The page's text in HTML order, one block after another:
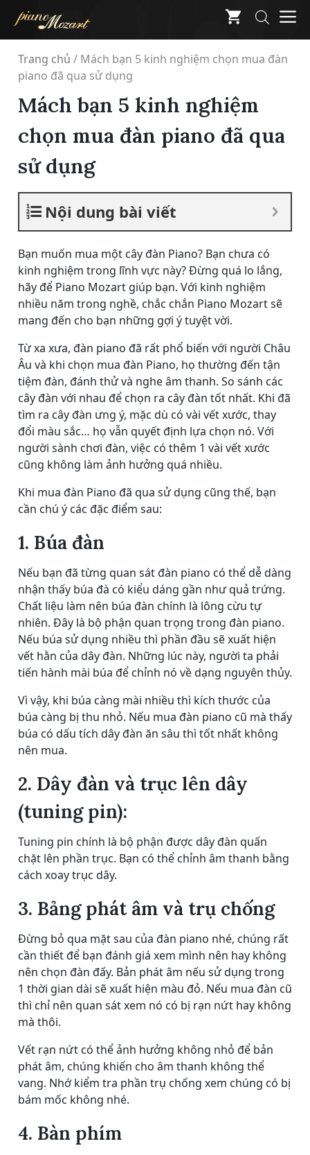
content
Trang chủ / Mách bạn 5 kinh nghiệm chọn mua đàn
piano đã qua sử dụng
Mách bạn 5 kinh nghiệm
chọn mua đàn piano đã qua
sử dụng
Nội dung bài viết
Bạn muốn mua một cây đàn Piano? Bạn chưa có
kinh nghiệm trong lĩnh vực này? Đừng quá lo lắng,
hãy để Piano Mozart giúp bạn. Với kinh nghiệm
nhiều năm trong nghề, chắc chắn Piano Mozart sẽ
mang đến cho bạn những gợi ý tuyệt vời.
Từ xa xưa, đàn piano đã rất phổ biến với người Châu
Âu và khi chọn mua đàn Piano, họ thường đến tận
tiệm đàn, đánh thử và nghe âm thanh. So sánh các
cây đàn với nhau để chọn ra cây đàn tốt nhất. Khi đã
tìm ra cây đàn ưng ý, mặc dù có vài vết xước, thay
đổi màu sắc… họ vẫn quyết định lựa chọn nó. Với
người sành chơi đàn, việc có thêm 1 vài vết xước
cũng không làm ảnh hưởng quá nhiều.
Khi mua đàn Piano đã qua sử dụng cũng thế, bạn
cần chú ý các đặc điểm sau:
1. Búa đàn
Nếu bạn đã từng quan sát đàn piano có thể dễ dàng
nhận thấy búa đà có kiểu dáng gần như quả trứng.
Chất liệu làm nên búa đàn chính là lông cừu tự
nhiên. Đây là bộ phận quan trọng trong đàn piano.
Nếu búa sử dụng nhiều thì phần đầu sẽ xuất hiện
vết hằn của dây đàn. Những lúc này, người ta phải
tiến hành mài búa để chỉnh nó về dạng nguyên thủy.
Vì vậy, khi búa càng mài nhiều thì kích thước của
búa càng bị thu nhỏ. Nếu mua đàn piano cũ mà thấy
búa có dấu tích dây đàn ăn sâu thì tốt nhất không
nên mua.
2. Dây đàn và trục lên dây
(tuning pin):
Tuning pin chính là bộ phận được dây đàn quấn
chặt lên phần trục. Bạn có thể chỉnh âm thanh bằng
cách xoay trục dây.
3. Bảng phát âm và trụ chống
Đừng bỏ qua mặt sau của đàn piano nhé, chúng rất
cần thiết để bạn đánh giá xem mình nên hay không
nên chọn đàn đấy. Bản phát âm nếu sử dụng trong
1 thời gian dài sẽ xuất hiện màu đỏ. Nếu mua đàn cũ
thì chỉ nên quan sát xem nó có bị rạn nứt hay không
mà thôi.
Vết rạn nứt có thể ảnh hưởng không nhỏ để bản
phát âm, chúng khiến cho âm thanh không thể
vang. Nhớ kiểm tra phần trụ chống xem chúng có bị
bám mốc không nhé.
4. Bàn phím